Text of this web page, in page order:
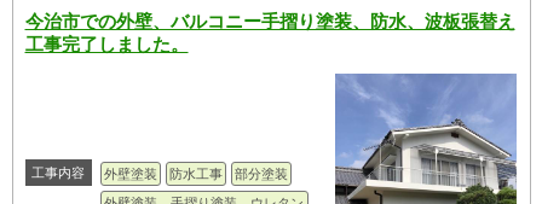
今治市での外壁、バルコニー手摺り塗装、防水、波板張替え
工事完了しました。
工事内容 外壁塗装 防水工事
部分塗装